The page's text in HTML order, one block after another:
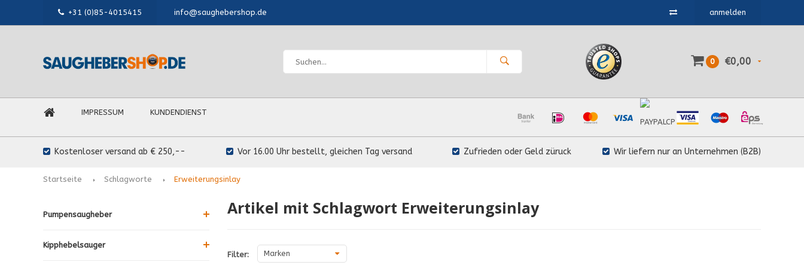
+31 (0)85-4015415 info@saughebershop.de anmelden
0 €0,00
IMPRESSUM KUNDENDIENST
Kostenloser versand ab € 250,-- Vor 16.00 Uhr bestellt, gleichen Tag versand Zufrieden oder Geld züruck Wir liefern nur an Unternehmen (B2B)
Startseite Schlagworte Erweiterungsinlay
Pumpensaugheber
Kipphebelsauger
Artikel mit Schlagwort Erweiterungsinlay
Filter: Marken